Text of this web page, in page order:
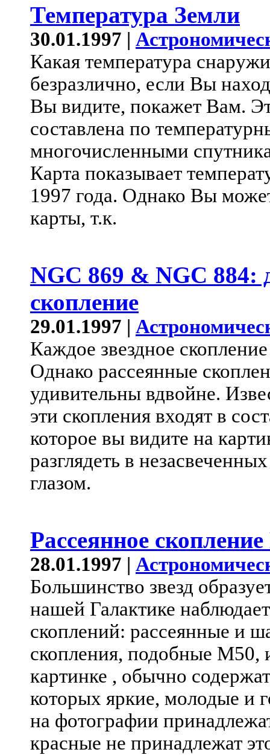
Температура Земли
30.01.1997 |
Какая температура
безразлично, если Вы
Вы видите, покажет Вам.
составлена по
многочисленными
Карта показывает
1997 года. Однако Вы
карты, т.к.
NGC 869 & NGC 884:
скопление
29.01.1997 |
Каждое звездное
Однако рассеянные
удивительны вдвойне.
эти скопления входят в
которое вы видите на
разглядеть в
глазом.
Рассеянное
28.01.1997 |
Большинство звезд
нашей Галактике
скоплений: рассеянные и
скопления, подобные M50,
картинке , обычно
которых яркие, молодые и
на фотографии
красные не принадлежат